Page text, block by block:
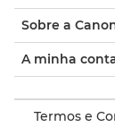
Sobre a
A minha
Termos e